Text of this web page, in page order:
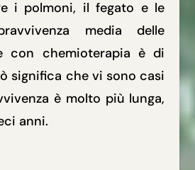
i polmoni, il fegato e le
media delle
con chemioterapia è di
significa che vi sono casi
è molto più lunga,
anni.